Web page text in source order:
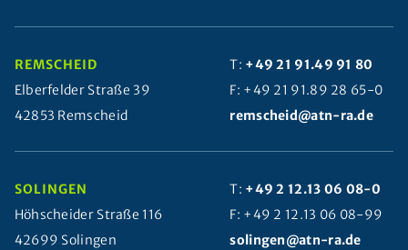
REMSCHEID
Elberfelder Straße 39
42853 Remscheid
T: +49 21 91.49 91 80
F: +49 21 91.89 28 65-0
remscheid@atn-ra.de
SOLINGEN
Höhscheider Straße 116
42699 Solingen
T: +49 2 12.13 06 08-0
F: +49 2 12.13 06 08-99
solingen@atn-ra.de